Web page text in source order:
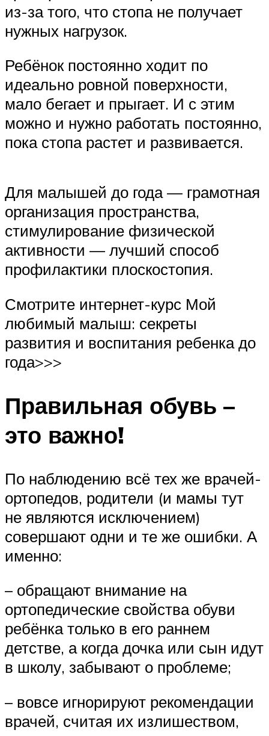
из-за того, что стопа не получает
нужных нагрузок.
Ребёнок постоянно ходит по
идеально ровной поверхности,
мало бегает и прыгает. И с этим
можно и нужно работать постоянно,
пока стопа растет и развивается.
Для малышей до года — грамотная
организация пространства,
стимулирование физической
активности — лучший способ
профилактики плоскостопия.
Смотрите интернет-курс Мой
любимый малыш: секреты
развития и воспитания ребенка до
года>>>
Правильная обувь –
это важно!
По наблюдению всё тех же врачей-
ортопедов, родители (и мамы тут
не являются исключением)
совершают одни и те же ошибки. А
именно:
– обращают внимание на
ортопедические свойства обуви
ребёнка только в его раннем
детстве, а когда дочка или сын идут
в школу, забывают о проблеме;
– вовсе игнорируют рекомендации
врачей, считая их излишеством,